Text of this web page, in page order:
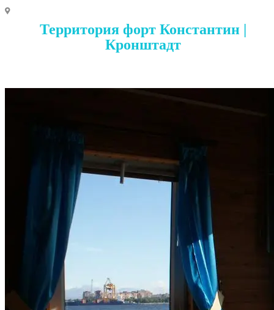
Территория форт Константин |
Кронштадт